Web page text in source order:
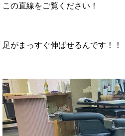
この直線をご覧ください！
足がまっすぐ伸ばせるんです！！